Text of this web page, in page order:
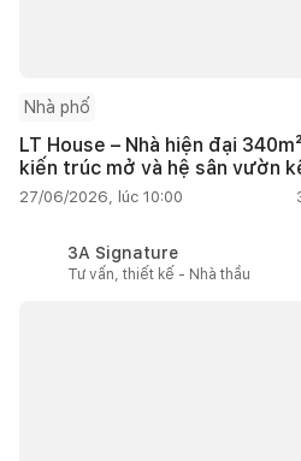
Nhà phố
LT House – Nhà hiện đại
kiến trúc mở và hệ sân vườn
27/06/2026, lúc 10:00
3A Signature
Tư vấn, thiết kế - Nhà thầu